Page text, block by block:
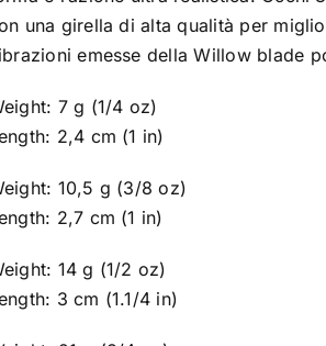
una girella di alta qualità per
emesse della Willow blade
7 g (1/4 oz)
2,4 cm (1 in)
10,5 g (3/8 oz)
2,7 cm (1 in)
14 g (1/2 oz)
3 cm (1.1/4 in)